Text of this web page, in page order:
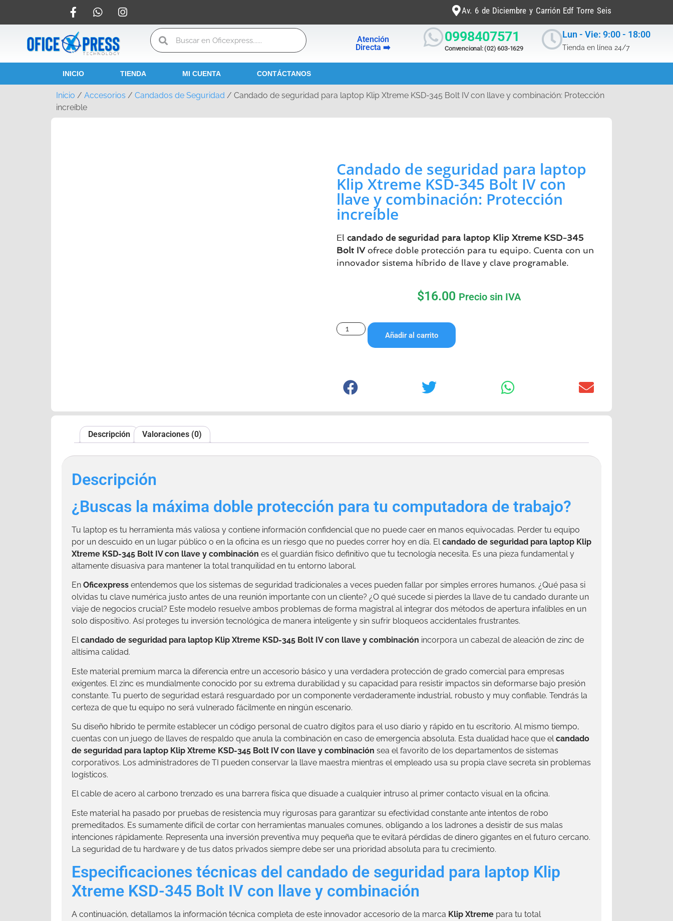
Av. 6 de Diciembre y Carrión Edf Torre Seis
Atención
Directa ➡️
0998407571
Convencional: (02) 603-1629
Lun - Vie: 9:00 - 18:00
Tienda en línea 24/7
INICIO TIENDA MI CUENTA CONTÁCTANOS
Inicio / Accesorios / Candados de Seguridad / Candado de seguridad para laptop Klip Xtreme KSD-345 Bolt IV con llave y combinación: Protección
increíble
Candado de seguridad para laptop
Klip Xtreme KSD-345 Bolt IV con
llave y combinación: Protección
increíble
El candado de seguridad para laptop Klip Xtreme KSD-345
Bolt IVofrece doble protección para tu equipo. Cuenta con un
innovador sistema híbrido de llave y clave programable.
$16.00 Precio sin IVA
Añadir al carrito
Descripción Valoraciones (0)
Descripción
¿Buscas la máxima doble protección para tu computadora de trabajo?
Tu laptop es tu herramienta más valiosa y contiene información confidencial que no puede caer en manos equivocadas. Perder tu equipo
por un descuido en un lugar público o en la oficina es un riesgo que no puedes correr hoy en día. El candado de seguridad para laptop Klip
Xtreme KSD-345 Bolt IV con llave y combinación es el guardián físico definitivo que tu tecnología necesita. Es una pieza fundamental y
altamente disuasiva para mantener la total tranquilidad en tu entorno laboral.
En Oficexpress entendemos que los sistemas de seguridad tradicionales a veces pueden fallar por simples errores humanos. ¿Qué pasa si
olvidas tu clave numérica justo antes de una reunión importante con un cliente? ¿O qué sucede si pierdes la llave de tu candado durante un
viaje de negocios crucial? Este modelo resuelve ambos problemas de forma magistral al integrar dos métodos de apertura infalibles en un
solo dispositivo. Así proteges tu inversión tecnológica de manera inteligente y sin sufrir bloqueos accidentales frustrantes.
Elcandado de seguridad para laptop Klip Xtreme KSD-345 Bolt IV con llave y combinación incorpora un cabezal de aleación de zinc de
altísima calidad.
Este material premium marca la diferencia entre un accesorio básico y una verdadera protección de grado comercial para empresas
exigentes. El zinc es mundialmente conocido por su extrema durabilidad y su capacidad para resistir impactos sin deformarse bajo presión
constante. Tu puerto de seguridad estará resguardado por un componente verdaderamente industrial, robusto y muy confiable. Tendrás la
certeza de que tu equipo no será vulnerado fácilmente en ningún escenario.
Su diseño híbrido te permite establecer un código personal de cuatro dígitos para el uso diario y rápido en tu escritorio. Al mismo tiempo,
cuentas con un juego de llaves de respaldo que anula la combinación en caso de emergencia absoluta. Esta dualidad hace que elcandado
de seguridad para laptop Klip Xtreme KSD-345 Bolt IV con llave y combinación sea el favorito de los departamentos de sistemas
corporativos. Los administradores de TI pueden conservar la llave maestra mientras el empleado usa su propia clave secreta sin problemas
logísticos.
El cable de acero al carbono trenzado es una barrera física que disuade a cualquier intruso al primer contacto visual en la oficina.
Este material ha pasado por pruebas de resistencia muy rigurosas para garantizar su efectividad constante ante intentos de robo
premeditados. Es sumamente difícil de cortar con herramientas manuales comunes, obligando a los ladrones a desistir de sus malas
intenciones rápidamente. Representa una inversión preventiva muy pequeña que te evitará pérdidas de dinero gigantes en el futuro cercano.
La seguridad de tu hardware y de tus datos privados siempre debe ser una prioridad absoluta para tu crecimiento.
Especificaciones técnicas del candado de seguridad para laptop Klip
Xtreme KSD-345 Bolt IV con llave y combinación
A continuación, detallamos la información técnica completa de este innovador accesorio de la marca Klip Xtreme para tu total